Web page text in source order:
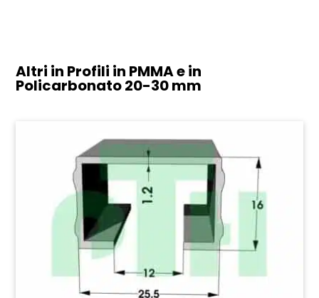
Altri in Profili in PMMA e in
Policarbonato20-30 mm